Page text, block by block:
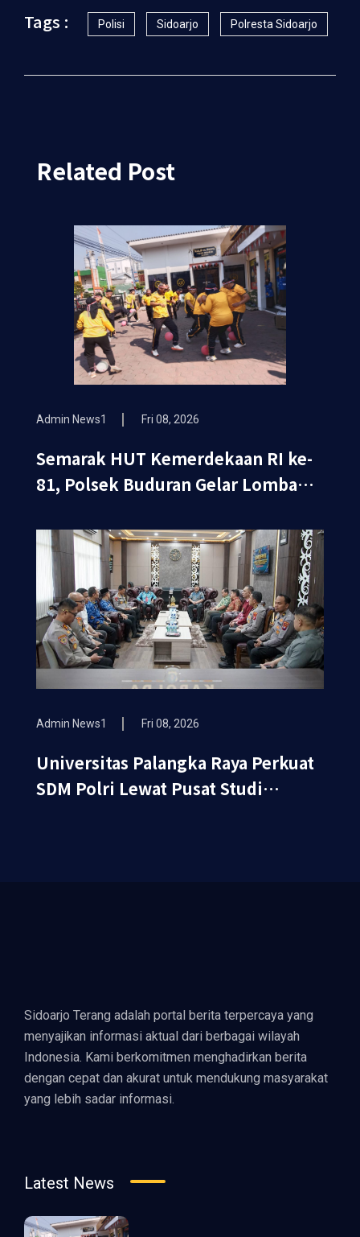
Tags : Polisi Sidoarjo Polresta Sidoarjo
Related Post
Admin News1 Fri 08, 2026
Semarak HUT Kemerdekaan RI ke-
81, Polsek Buduran Gelar Lomba
Personel
Admin News1 Fri 08, 2026
Universitas Palangka Raya Perkuat
SDM Polri Lewat Pusat Studi
Sidoarjo Terang adalah portal berita terpercaya yang
menyajikan informasi aktual dari berbagai wilayah
Indonesia. Kami berkomitmen menghadirkan berita
dengan cepat dan akurat untuk mendukung masyarakat
yang lebih sadar informasi.
Latest News